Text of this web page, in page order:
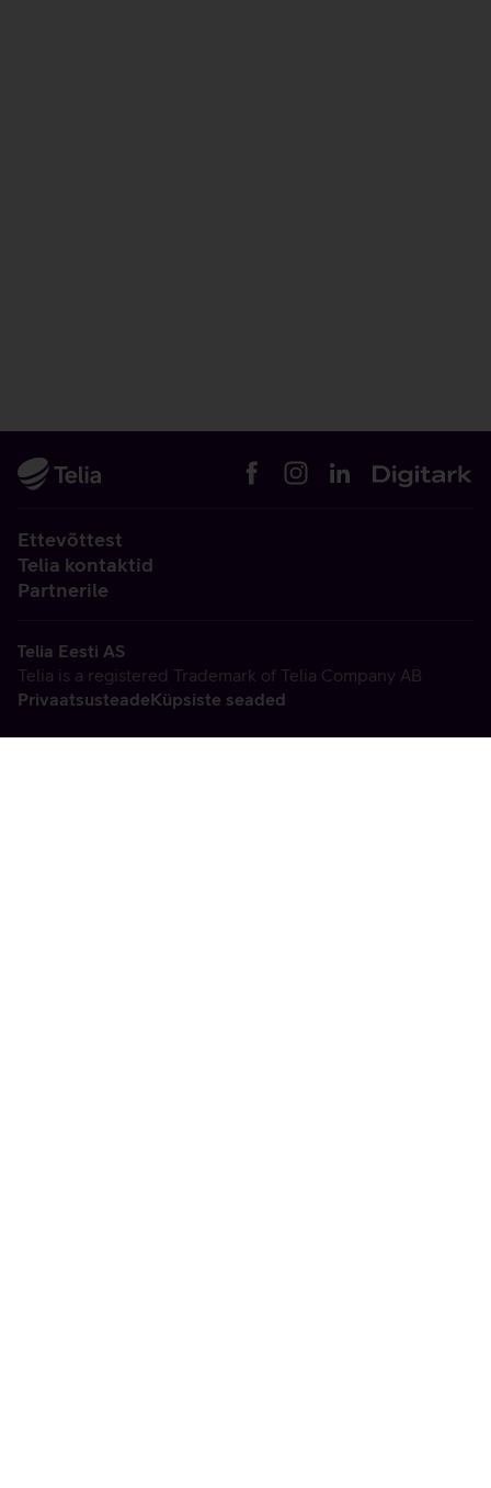
Ettevõttest
Telia kontaktid
Partnerile
Telia Eesti AS
Telia is a registered Trademark of Telia Company AB
PrivaatsusteadeKüpsiste seaded